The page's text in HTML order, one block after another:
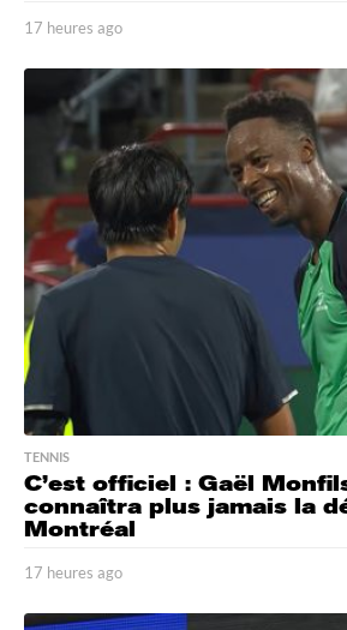
17 heures ago
h
r
e
s
a
g
o
TENNIS
C’est officiel : Gaël
connaîtra plus jamais la
Montréal
17 heures ago
h